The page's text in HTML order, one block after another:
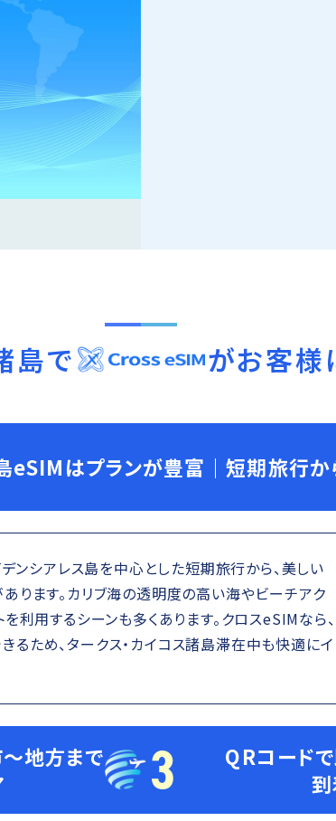
島で がお客様
eSIMはプランが豊富｜短期旅行
ンシアレス島を中心とした短期旅行から、美しい
ります。カリブ海の透明度の高い海やビーチアク
利用するシーンも多くあります。クロスeSIMなら、
ため、タークス・カイコス諸島滞在中も快適にイ
地方まで
3
QRコード